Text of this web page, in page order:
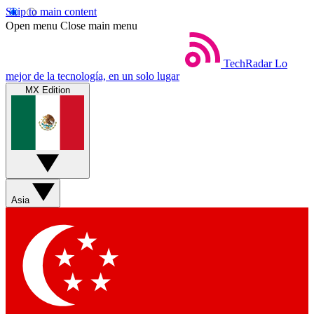
Skip to main content
Open menu Close main menu
TechRadar Lo
mejor de la tecnología, en un solo lugar
MX Edition
Asia